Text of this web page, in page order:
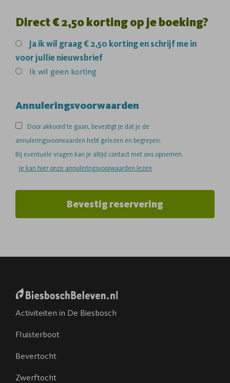
Direct € 2,50 korting op je boeking?
Ja ik wil graag € 2,50 korting en schrijf me in
voor jullie nieuwsbrief
Ik wil geen korting
Annuleringsvoorwaarden
Door akkoord te gaan, bevestigt je dat je de
annuleringsvoorwaarden hebt gelezen en begrepen.
Bij eventuele vragen kan je altijd contact met ons opnemen.
Je kan hier onze annuleringsvoorwaarden lezen
Bevestig reservering
Activiteiten in De Biesbosch
Fluisterboot
Bevertocht
Zwerftocht